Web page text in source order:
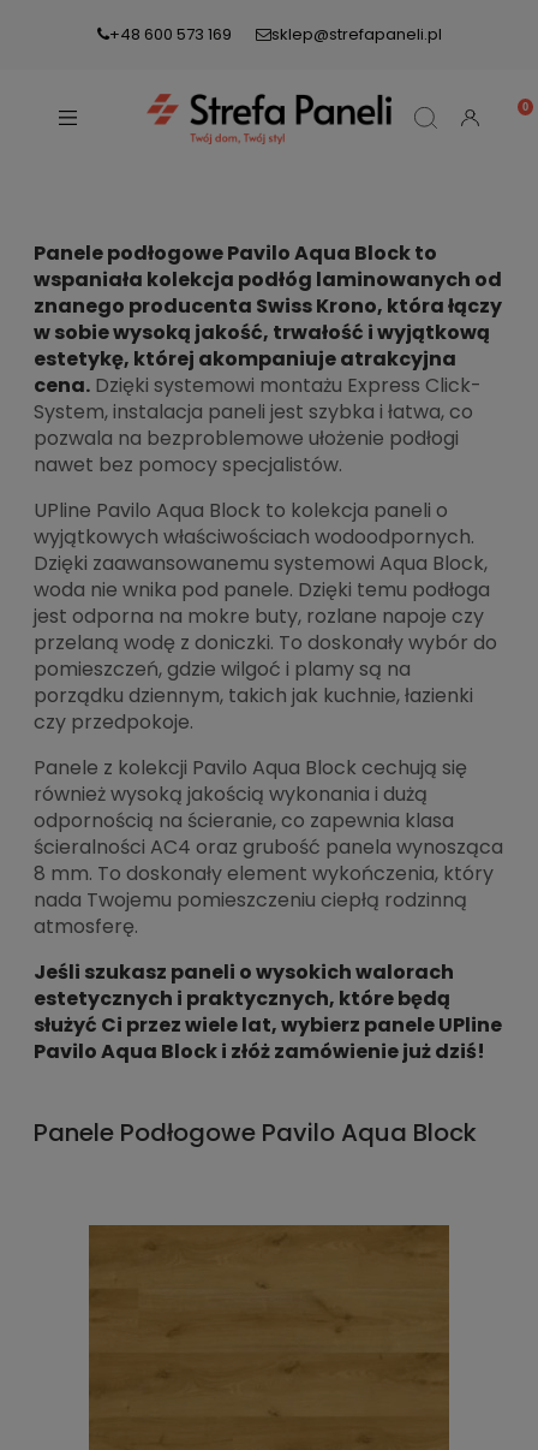
+48 600 573 169 sklep@strefapaneli.pl
Panele podłogowe Pavilo Aqua Block to
wspaniała kolekcja podłóg laminowanych od
znanego producenta Swiss Krono, która łączy
w sobie wysoką jakość, trwałość i wyjątkową
estetykę, której akompaniuje atrakcyjna
cena. Dzięki systemowi montażu Express Click-
System, instalacja paneli jest szybka i łatwa, co
pozwala na bezproblemowe ułożenie podłogi
nawet bez pomocy specjalistów.
UPline Pavilo Aqua Block to kolekcja paneli o
wyjątkowych właściwościach wodoodpornych.
Dzięki zaawansowanemu systemowi Aqua Block,
woda nie wnika pod panele. Dzięki temu podłoga
jest odporna na mokre buty, rozlane napoje czy
przelaną wodę z doniczki. To doskonały wybór do
pomieszczeń, gdzie wilgoć i plamy są na
porządku dziennym, takich jak kuchnie, łazienki
czy przedpokoje.
Panele z kolekcji Pavilo Aqua Block cechują się
również wysoką jakością wykonania i dużą
odpornością na ścieranie, co zapewnia klasa
ścieralności AC4 oraz grubość panela wynosząca
8 mm. To doskonały element wykończenia, który
nada Twojemu pomieszczeniu ciepłą rodzinną
atmosferę.
Jeśli szukasz paneli o wysokich walorach
estetycznych i praktycznych, które będą
służyć Ci przez wiele lat, wybierz panele UPline
Pavilo Aqua Block i złóż zamówienie już dziś!
Panele Podłogowe Pavilo Aqua Block